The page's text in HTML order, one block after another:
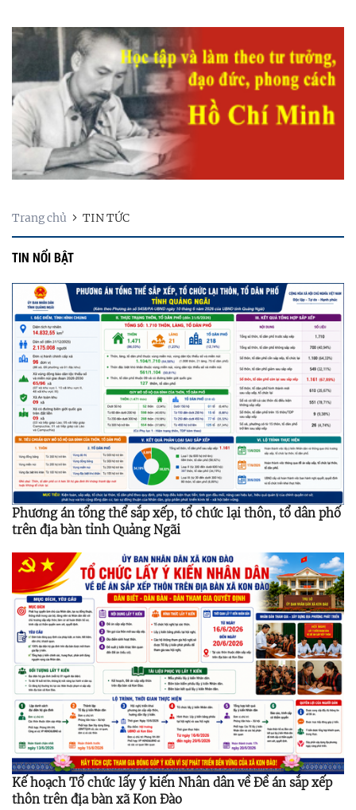
Trang chủ TIN TỨC
TIN NỔI BẬT
Phương án tổng thể sắp xếp, tổ chức lại thôn, tổ dân phố
trên địa bàn tỉnh Quảng Ngãi
Kế hoạch Tổ chức lấy ý kiến Nhân dân về Đề án sắp xếp
thôn trên địa bàn xã Kon Đào